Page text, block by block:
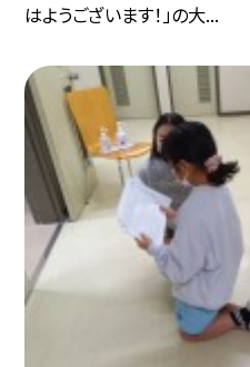
はようございます！」の大...